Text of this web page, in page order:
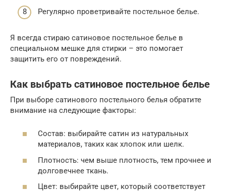
Регулярно проветривайте постельное белье.
Я всегда стираю сатиновое постельное белье в
специальном мешке для стирки – это помогает
защитить его от повреждений.
Как выбрать сатиновое постельное белье
При выборе сатинового постельного белья обратите
внимание на следующие факторы:
Состав: выбирайте сатин из натуральных
материалов, таких как хлопок или шелк.
Плотность: чем выше плотность, тем прочнее и
долговечнее ткань.
Цвет: выбирайте цвет, который соответствует